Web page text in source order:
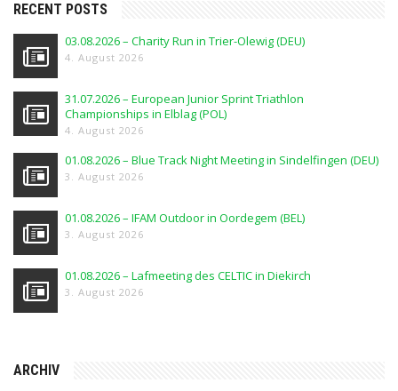
RECENT POSTS
03.08.2026 – Charity Run in Trier-Olewig (DEU)
4. August 2026
31.07.2026 – European Junior Sprint Triathlon
Championships in Elblag (POL)
4. August 2026
01.08.2026 – Blue Track Night Meeting in Sindelfingen (DEU)
3. August 2026
01.08.2026 – IFAM Outdoor in Oordegem (BEL)
3. August 2026
01.08.2026 – Lafmeeting des CELTIC in Diekirch
3. August 2026
ARCHIV